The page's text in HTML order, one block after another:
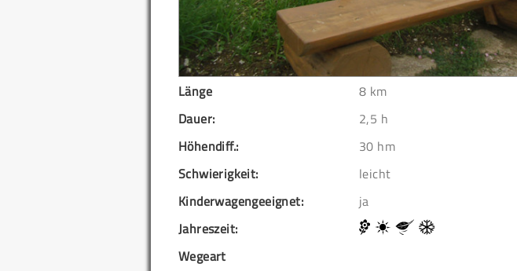
Länge
8 km
Dauer:
2,5 h
Höhendiff.:
30 hm
Schwierigkeit:
leicht
Kinderwagengeeignet:
ja
Jahreszeit:
Wegeart